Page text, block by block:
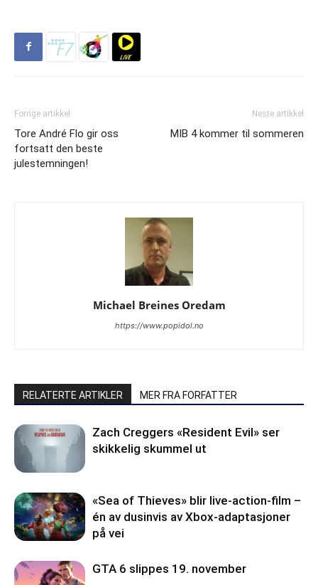
Forrige artikkel
Tore André Flo gir oss
fortsatt den beste
julestemningen!
Neste artikkel
MIB 4 kommer til sommeren
Michael Breines Oredam
https://www.popidol.no
RELATERTE ARTIKLER MER FRA FORFATTER
Zach Creggers «Resident Evil» ser
skikkelig skummel ut
«Sea of Thieves» blir live-action-film –
én av dusinvis av Xbox-adaptasjoner
på vei
GTA 6 slippes 19. november